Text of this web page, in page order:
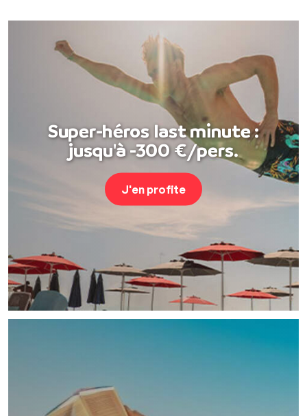
Super-héros last minute :
jusqu'à -300 €/pers.
J'en profite